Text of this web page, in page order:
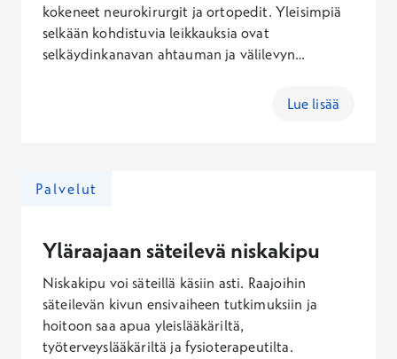
kokeneet neurokirurgit ja ortopedit. Yleisimpiä
selkään kohdistuvia leikkauksia ovat
selkäydinkanavan ahtauman ja välilevyn
selkäleikkauksia useissa isoimpien kaupunkien
Lue lisää
Palvelut
Yläraajaan säteilevä niskakipu
Niskakipu voi säteillä käsiin asti. Raajoihin
säteilevän kivun ensivaiheen tutkimuksiin ja
hoitoon saa apua yleislääkäriltä,
työterveyslääkäriltä ja fysioterapeutilta.